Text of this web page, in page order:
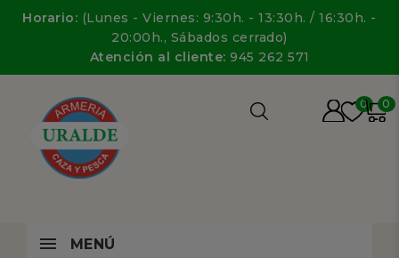
Horario: (Lunes - Viernes: 9:30h. - 13:30h. / 16:30h. -
20:00h., Sábados cerrado)
Atención al cliente: 945 262 571
0 0
MENÚ